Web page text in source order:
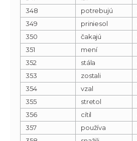
348
potrebujú
349
priniesol
350
čakajú
351
mení
352
stála
353
zostali
354
vzal
355
stretol
356
cítil
357
používa